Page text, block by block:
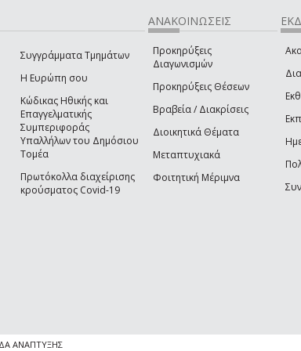
Συγγράμματα Τμημάτων
Η Ευρώπη σου
Κώδικας Ηθικής και
Επαγγελματικής
Συμπεριφοράς
Υπαλλήλων του Δημόσιου
Τομέα
Πρωτόκολλα διαχείρισης
κρούσματος Covid-19
ΑΝΑΚΟΙΝΩΣΕΙΣ
Προκηρύξεις
Διαγωνισμών
Προκηρύξεις Θέσεων
Βραβεία / Διακρίσεις
Διοικητικά Θέματα
Μεταπτυχιακά
Φοιτητική Μέριμνα
ΑΝΑΠΤΥΞΗΣ